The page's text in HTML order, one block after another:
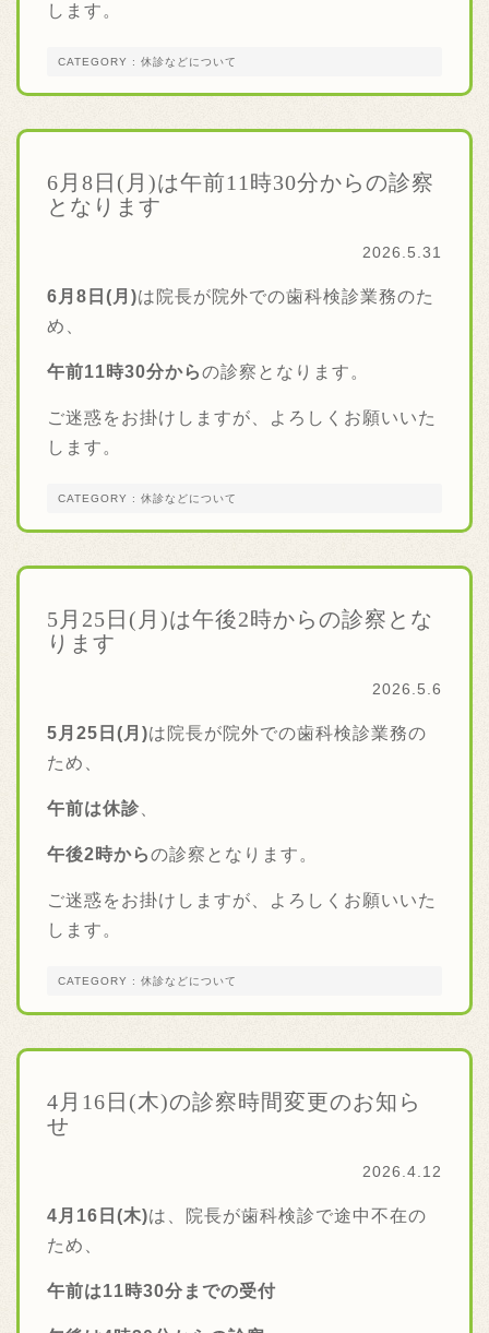
します。
CATEGORY : 休診などについて
6月8日(月)は午前11時30分からの診察
となります
2026.5.31
6月8 日(月)は院長が院外での歯科検診業務のた
め、
午前11時30分からの診察となります。
ご迷惑をお掛けしますが、よろしくお願いいた
します。
CATEGORY : 休診などについて
5月25日(月)は午後2時からの診察とな
ります
2026.5.6
5月25日(月)は院長が院外での歯科検診業務の
ため、
午前は休診
午後2時からの診察となります。
ご迷惑をお掛けしますが、よろしくお願いいた
します。
CATEGORY : 休診などについて
4月16日(木)の診察時間変更のお知ら
せ
2026.4.12
4月16日(木)は、院長が歯科検診で途中不在の
ため、
午前は11時30分までの受付